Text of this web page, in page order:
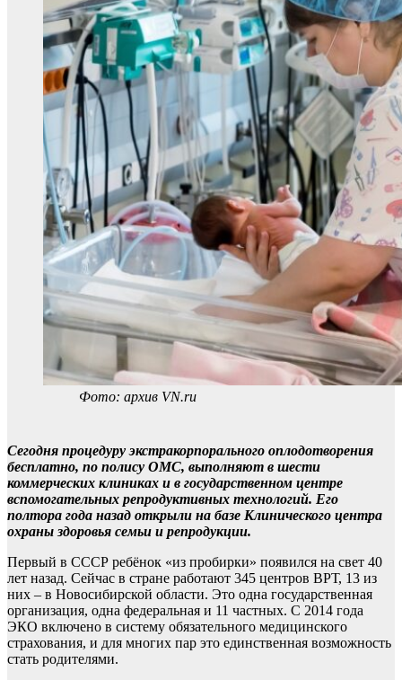
Фото: архив VN.ru
Сегодня процедуру экстракорпорального оплодотворения
бесплатно, по полису ОМС, выполняют в шести
коммерческих клиниках и в государственном центре
вспомогательных репродуктивных технологий. Его
полтора года назад открыли на базе Клинического центра
охраны здоровья семьи и репродукции.
Первый в СССР ребёнок «из пробирки» появился на свет 40
лет назад. Сейчас в стране работают 345 центров ВРТ, 13 из
них – в Новосибирской области. Это одна государственная
организация, одна федеральная и 11 частных. С 2014 года
ЭКО включено в систему обязательного медицинского
страхования, и для многих пар это единственная возможность
стать родителями.